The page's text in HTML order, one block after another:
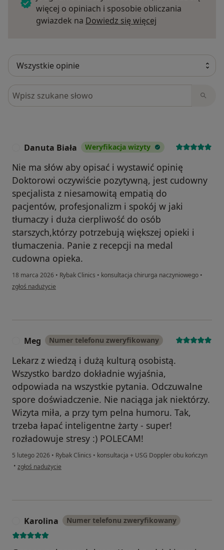
więcej o opiniach i sposobie obliczania
gwiazdek na Dowiedz się więcej
Szukaj w opiniach
Danuta Biała Weryfikacja wizyty
Nie ma słów aby opisać i wystawić opinię
Doktorowi oczywiście pozytywną, jest cudowny
specjalista z niesamowitą empatią do
pacjentów, profesjonalizm i spokój w jaki
tłumaczy i duża cierpliwość do osób
starszych,którzy potrzebują większej opieki i
tłumaczenia. Panie z recepcji na medal
cudowna opieka.
18 marca 2026 • Rybak Clinics • konsultacja chirurga naczyniowego •
w opinii użytkownika Danuta Biała
zgłoś nadużycie
Meg Numer telefonu zweryfikowany
Lekarz z wiedzą i dużą kulturą osobistą.
Wszystko bardzo dokładnie wyjaśnia,
odpowiada na wszystkie pytania. Odczuwalne
spore doświadczenie. Nie naciąga jak niektórzy.
Wizyta miła, a przy tym pelna humoru. Tak,
trzeba łapać inteligentne żarty - super!
rozładowuje stresy :) POLECAM!
5 lutego 2026 • Rybak Clinics • konsultacja + USG Doppler obu kończyn
• w opinii użytkownika Meg
zgłoś nadużycie
Karolina Numer telefonu zweryfikowany